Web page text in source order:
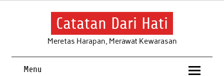
Skip
Catatan Dari Hati
Meretas Harapan, Merawat Kewarasan
Menu